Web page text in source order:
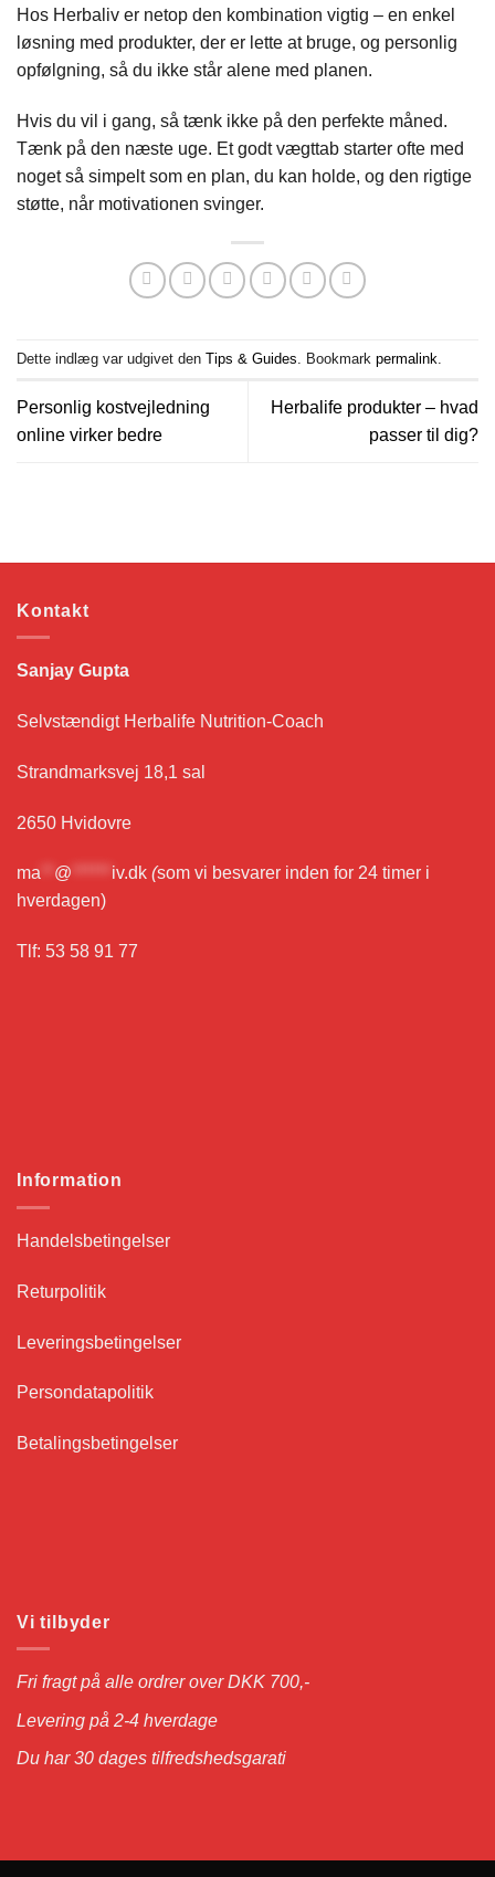
Hos Herbaliv er netop den kombination vigtig – en enkel
løsning med produkter, der er lette at bruge, og personlig
opfølgning, så du ikke står alene med planen.
Hvis du vil i gang, så tænk ikke på den perfekte måned.
Tænk på den næste uge. Et godt vægttab starter ofte med
noget så simpelt som en plan, du kan holde, og den rigtige
støtte, når motivationen svinger.
Dette indlæg var udgivet den Tips & Guides . Bookmark permalink
Personlig kostvejledning
online virker bedre
Herbalife produkter – hvad
passer til dig?
Kontakt
Sanjay Gupta
Selvstændigt Herbalife Nutrition-Coach
Strandmarksvej 18,1 sal
2650 Hvidovre
ma @ ****** iv.dk (som vi besvarer inden for 24 timer i
hverdagen)
Tlf: 53 58 91 77
Information
Handelsbetingelser
Returpolitik
Leveringsbetingelser
Persondatapolitik
Betalingsbetingelser
Vi tilbyder
Fri fragt på alle ordrer over DKK 700,-
Levering på 2-4 hverdage
Du har 30 dages tilfredshedsgarati